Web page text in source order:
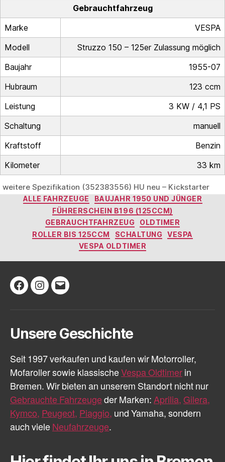
Gebrauchtfahrzeug
Marke
VESPA
Modell
Struzzo 150 – 125er Zulassung möglich
Baujahr
1955-07
Hubraum
123 ccm
Leistung
3 KW / 4,1 PS
Schaltung
manuell
Kraftstoff
Benzin
Kilometer
33 km
weitere Spezifikation (352383556) HU neu – Kickstarter
Kategorien
ALLE FAHRZEUGE
BAUJAHR 1950 UND JÜNGER
FÜHRERSCHEIN B196 (125CCM)
GEBRAUCHTFAHRZEUG
OLDTIMER
ROLLER BIS 125CCM
SCHALTUNG
VESPA
VESPA OLDTIMER
Facebook
Instagram
E-
Unsere Geschichte
Seit 1997 verkaufen und kaufen wir Motorroller,
Mofaroller sowie klassischeVespa Oldtimer in
Bremen. Wir bieten an unserem Standort nicht nur
Gebrauchte Fahrzeugeder Marken: Aprilia, Gilera,
Kymco, Peugeot, Piaggio, und Yamaha, sondern
auch viele Neufahrzeuge.